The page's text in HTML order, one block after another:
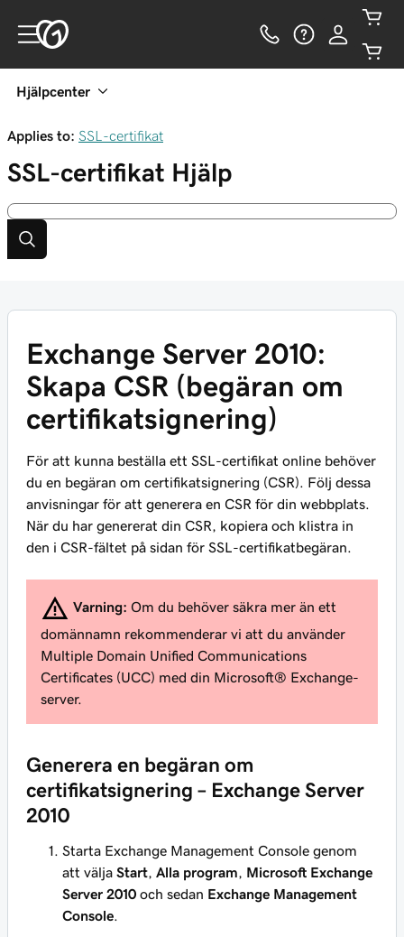
Hjälpcenter
Applies to: SSL-certifikat
SSL-certifikat Hjälp
Exchange Server 2010:
‌‌Skapa CSR (begäran om
certifikatsignering)
För att kunna beställa ett SSL-certifikat online behöver
du en begäran om certifikatsignering (CSR). Följ dessa
anvisningar för att generera en CSR för din webbplats.
När du har genererat din CSR, kopiera och klistra in
den i CSR-fältet på sidan för SSL-certifikatbegäran.
Varning: Om du behöver säkra mer än ett
domännamn rekommenderar vi att du använder
Multiple Domain Unified Communications
Certificates (UCC) med din Microsoft® Exchange-
server.
Generera en begäran om
certifikatsignering – Exchange Server
2010
Starta Exchange Management Console genom
att välja Start Alla program
Microsoft Exchange
Server 2010 och sedan Exchange Management
Console